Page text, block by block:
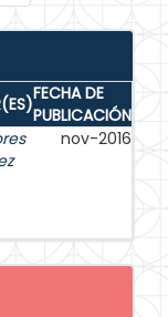
FECHA DE
PUBLICACIÓN
nov-2016